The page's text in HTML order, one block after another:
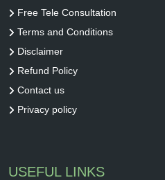
Free Tele Consultation
Terms and Conditions
Disclaimer
Refund Policy
Contact us
Privacy policy
USEFUL LINKS